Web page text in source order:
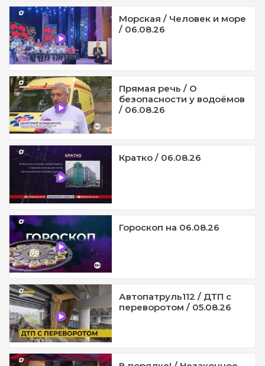
Морская / Человек и море
/ 06.08.26
Прямая речь / О
безопасности у водоёмов
/ 06.08.26
Кратко / 06.08.26
Гороскоп на 06.08.26
Автопатруль112 / ДТП с
переворотом / 05.08.26